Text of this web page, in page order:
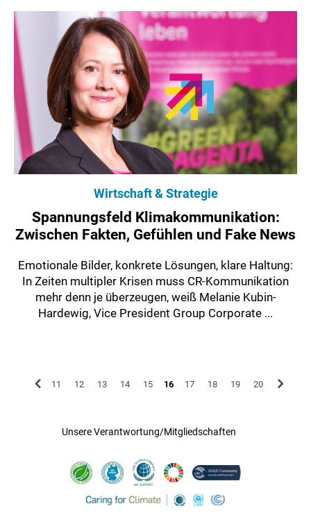
Wirtschaft & Strategie
Spannungsfeld Klimakommunikation:
Zwischen Fakten, Gefühlen und Fake News
Emotionale Bilder, konkrete Lösungen, klare Haltung:
In Zeiten multipler Krisen muss CR-Kommunikation
mehr denn je überzeugen, weiß Melanie Kubin-
Hardewig, Vice President Group Corporate ...
11 12 13 14 15 16 17 18 19 20
Unsere Verantwortung/Mitgliedschaften